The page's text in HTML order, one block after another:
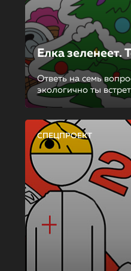
Елка зеленеет.
Ответь на семь
экологично ты
СПЕЦПРОЕКТ